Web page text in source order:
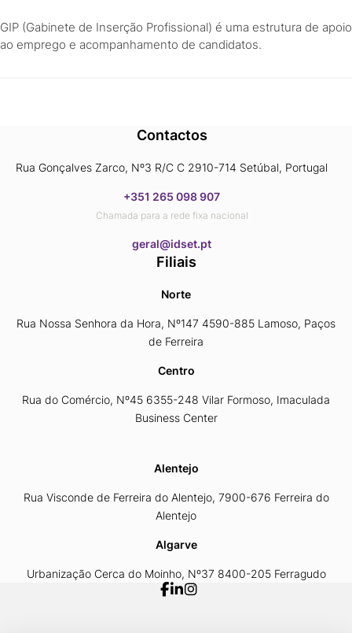
GIP (Gabinete de Inserção Profissional) é uma estrutura de apoio
ao emprego e acompanhamento de candidatos.
Contactos
Rua Gonçalves Zarco, Nº3 R/C C 2910-714 Setúbal, Portugal
+351 265 098 907
Chamada para a rede fixa nacional
​​​​​​​geral@idset.pt
Filiais
Norte
Rua Nossa Senhora da Hora, Nº147 4590-885 Lamoso, Paços
de Ferreira
Centro
Rua do Comércio, Nº45 6355-248 Vilar Formoso, Imaculada
Business Center
Alentejo
Rua Visconde de Ferreira do Alentejo, 7900-676 Ferreira do
Alentejo
Algarve
Urbanização Cerca do Moinho, Nº37 8400-205 Ferragudo